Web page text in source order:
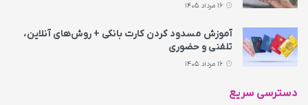
آموزش مسدود کردن کارت بانکی + روش‌های آنلاین،
تلفنی و حضوری
دسترسی سریع